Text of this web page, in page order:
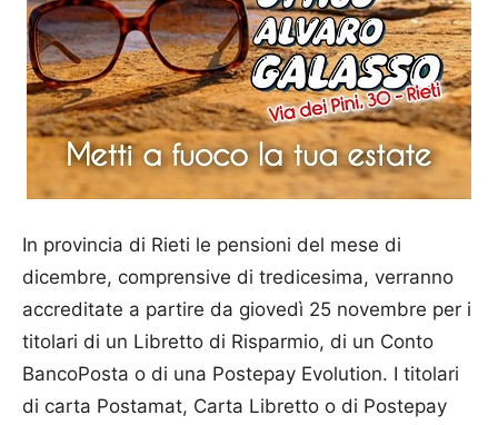
In provincia di Rieti le pensioni del mese di
dicembre, comprensive di tredicesima, verranno
accreditate a partire da giovedì 25 novembre per i
titolari di un Libretto di Risparmio, di un Conto
BancoPosta o di una Postepay Evolution. I titolari
di carta Postamat, Carta Libretto o di Postepay